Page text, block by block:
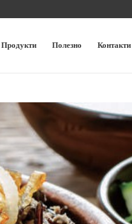
Продукти Полезно Контакти